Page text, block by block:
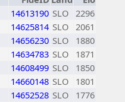
14613190 SLO 2296
14625814 SLO 2061
14656230 SLO
1880
14634783 SLO
1871
14608499 SLO
1850
14660148 SLO
1801
14652528 SLO
1776